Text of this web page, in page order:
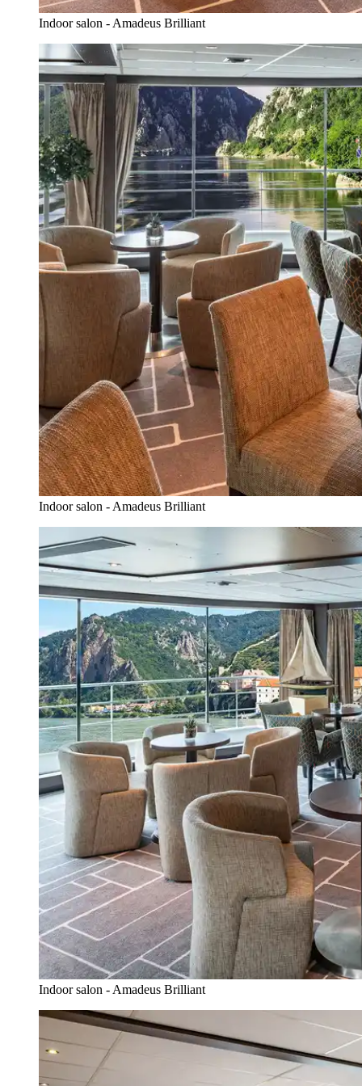
Indoor salon - Amadeus Brilliant
Indoor salon - Amadeus Brilliant
Indoor salon - Amadeus Brilliant